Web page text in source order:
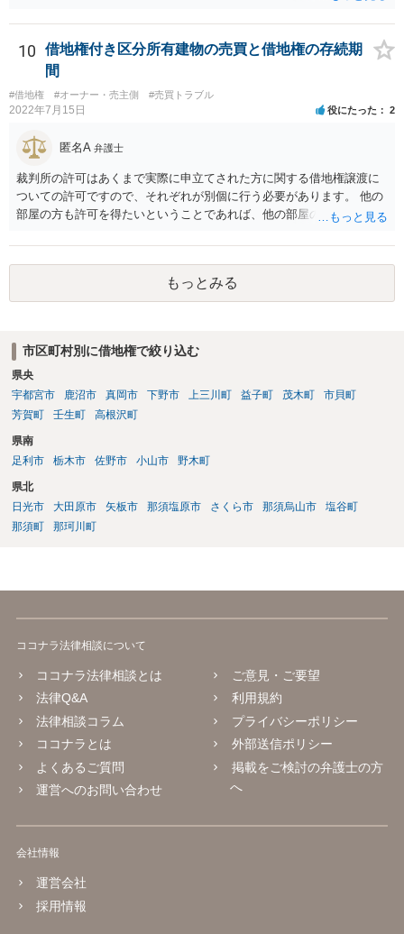
父様の私物は基本的に放置しておいたほうがよいでしょう。 下手に処
分してしまうと相続をしたとみなされてしまい、相続放棄が困難にな
ることがあります。 また、関係者から連絡があった際は相続放棄を検
討していると伝え、相続放棄後は相続放棄申述証明書の控えを交付す
るとよいと考えます。
10
借地権付き区分所有建物の売買と借地権の存続期
間
#借地権 #オーナー・売主側 #売買トラブル
2022年7月15日 役にたった 2
匿名A 弁護士
裁判所の許可はあくまで実際に申立てされた方に関する借地権譲渡に
ついての許可ですので、それぞれが別個に行う必要があります。 他の
部屋の方も許可を得たいということであれば、他の部屋の方も同じく
もっとみる
市区町村別に借地権で絞り込む
県央
宇都宮市
鹿沼市 真岡市 下野市 上三川町 益子町 茂木町
市貝町
芳賀町
壬生町 高根沢町
県南
足利市
栃木市 佐野市 小山市 野木町
県北
日光市
大田原市 矢板市 那須塩原市 さくら市 那須烏山市
塩谷町
那須町
那珂川町
ココナラ法律相談について
ココナラ法律相談とは
法律Q&A
法律相談コラム
ココナラとは
よくあるご質問
運営へのお問い合わせ
ご意見・ご要望
利用規約
プライバシーポリシー
外部送信ポリシー
掲載をご検討の弁護士の方
へ
会社情報
運営会社
採用情報